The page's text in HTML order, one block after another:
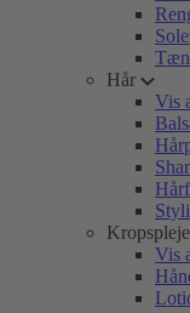
Hår
Vis
Kropspleje
Vis